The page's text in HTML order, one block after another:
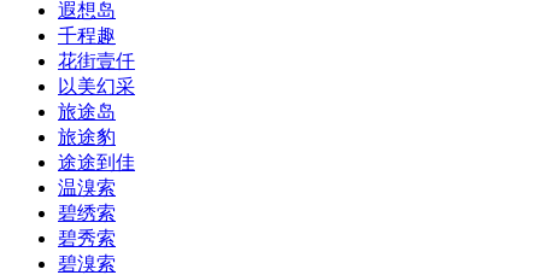
遐想岛
千程趣
花街壹仟
以美幻采
旅途岛
旅途豹
途途到佳
温溴索
碧绣索
碧秀索
碧溴索